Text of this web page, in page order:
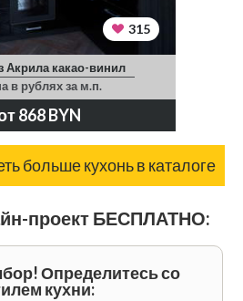
315
Акрила какао-винил
в рублях за м.п.
868 BYN
больше кухонь в каталоге
проект БЕСПЛАТНО:
Определитесь со
кухни: